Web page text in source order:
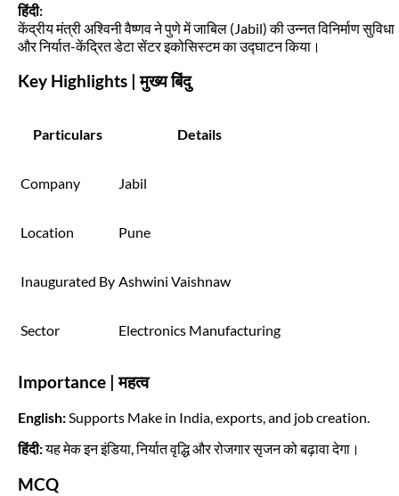
हिंदी:
केंद्रीय मंत्री अश्विनी वैष्णव ने पुणे में जाबिल (Jabil) की उन्नत विनिर्माण सुविधा
और निर्यात-केंद्रित डेटा सेंटर इकोसिस्टम का उद्घाटन किया।
Key Highlights | मुख्य बिंदु
Particulars Details
Company Jabil
Location Pune
Inaugurated By Ashwini Vaishnaw
Sector Electronics Manufacturing
Importance | महत्व
English:Supports Make in India, exports, and job creation.
हिंदी:यह मेक इन इंडिया, निर्यात वृद्धि और रोजगार सृजन को बढ़ावा देगा।
MCQ